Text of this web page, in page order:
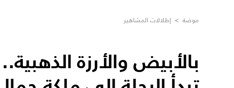
موضة > إطلالات المشاهير
بالأبيض والأرزة